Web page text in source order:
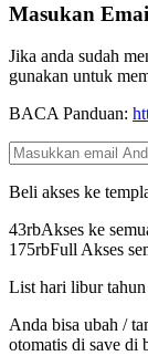
Masukan
Jika anda sudah
gunakan untuk
BACA Panduan:
Beli akses ke
43rbAkses ke
175rbFull Akses
List hari libur tahun
Anda bisa ubah /
otomatis di save di